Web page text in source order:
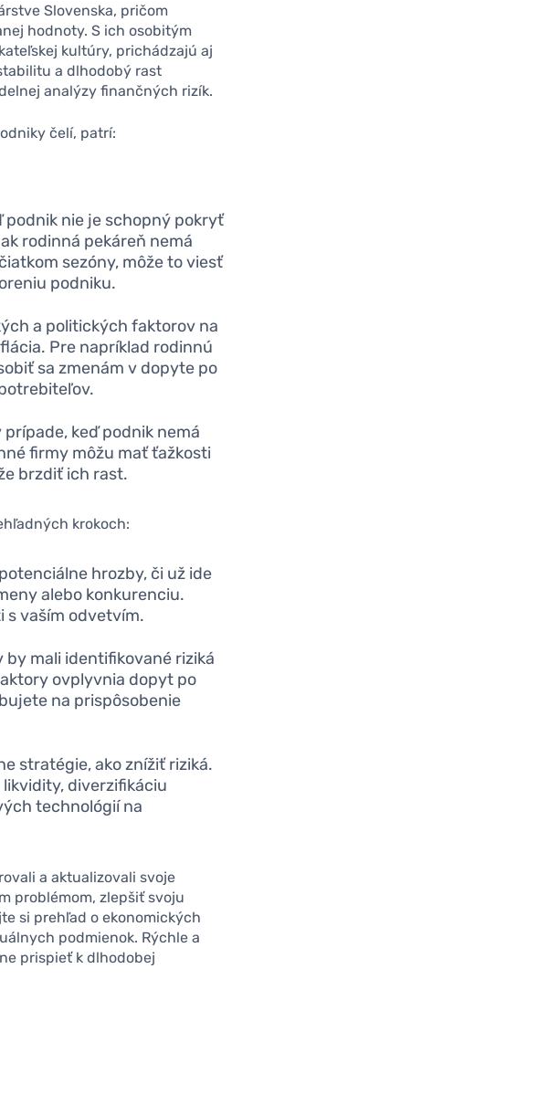
Slovenska, pričom
hodnoty. S ich osobitým
kultúry, prichádzajú aj
a dlhodobý rast
analýzy finančných rizík.
čelí, patrí:
nie je schopný pokryť
rodinná pekáreň nemá
sezóny, môže to viesť
podniku.
a politických faktorov na
Pre napríklad rodinnú
sa zmenám v dopyte po
prípade, keď podnik nemá
firmy môžu mať ťažkosti
brzdiť ich rast.
krokoch:
hrozby, či už ide
alebo konkurenciu.
s vaším odvetvím.
by mali identifikované riziká
ovplyvnia dopyt po
na prispôsobenie
stratégie, ako znížiť riziká.
diverzifikáciu
technológií na
a aktualizovali svoje
problémom, zlepšiť svoju
si prehľad o ekonomických
podmienok. Rýchle a
prispieť k dlhodobej